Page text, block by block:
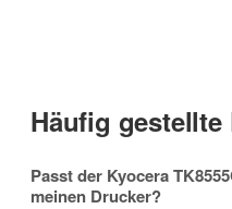
Häufig gestellte
Passt der Kyocera
meinen Drucker?